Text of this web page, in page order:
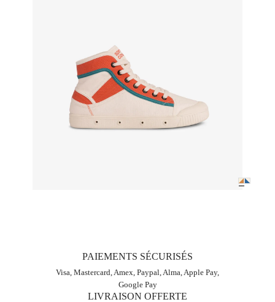
PAIEMENTS SÉCURISÉS
Visa, Mastercard, Amex, Paypal, Alma, Apple Pay,
Google Pay
LIVRAISON OFFERTE